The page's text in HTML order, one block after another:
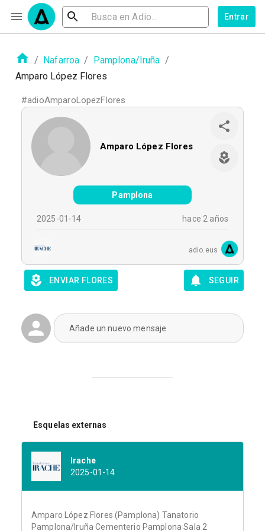
Entrar
/ Nafarroa / Pamplona/Iruña /
Amparo López Flores
#adioAmparoLopezFlores
Amparo López Flores
Pamplona
2025-01-14 hace 2 años
adio.eus
ENVIAR FLORES SEGUIR
Añade un nuevo mensaje
Esquelas externas
Irache
2025-01-14
Amparo López Flores (Pamplona) Tanatorio
Pamplona/Iruña Cementerio Pamplona Sala 2